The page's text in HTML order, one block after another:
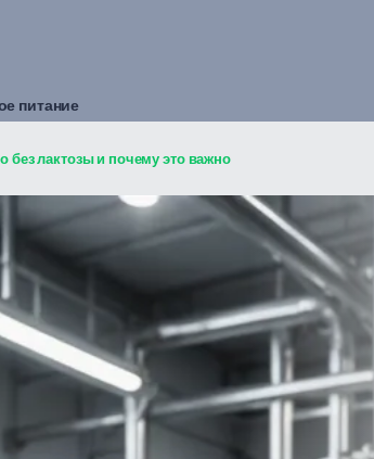
питание
без лактозы и почему это важно